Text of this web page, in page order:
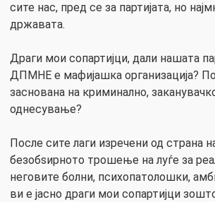
сите нас, пред се за партијата, но
државата.
Драги мои сопартијци, дали нашата
ДПМНЕ е мафијашка организација?
заснована на криминално,
однесување?
После сите лаги изречени од страна
безобѕирното трошење на луѓе за
неговите болни, психопатолошки,
ви е јасно драги мои сопартијци